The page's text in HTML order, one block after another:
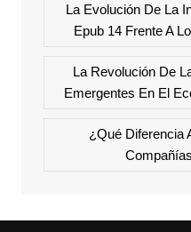
La Evolución De La
Epub 14 Frente A
La Revolución De
Emergentes En El
¿Qué Diferencia